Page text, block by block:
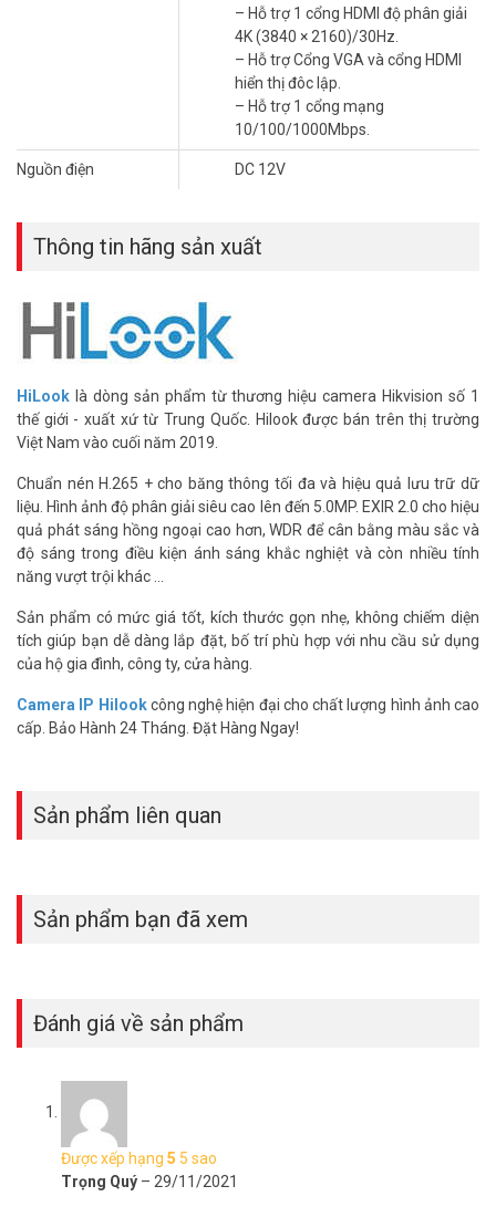
– Hỗ trợ 1 cổng HDMI độ phân giải
4K (3840 × 2160)/30Hz.
– Hỗ trợ Cổng VGA và cổng HDMI
hiển thị đôc lập.
– Hỗ trợ 1 cổng mạng
10/100/1000Mbps.
Nguồn điện DC 12V
Thông tin hãng sản xuất
HiLook là dòng sản phẩm từ thương hiệu camera Hikvision số 1
thế giới - xuất xứ từ Trung Quốc. Hilook được bán trên thị trường
Việt Nam vào cuối năm 2019.
Chuẩn nén H.265 + cho băng thông tối đa và hiệu quả lưu trữ dữ
liệu. Hình ảnh độ phân giải siêu cao lên đến 5.0MP. EXIR 2.0 cho hiệu
quả phát sáng hồng ngoại cao hơn, WDR để cân bằng màu sắc và
độ sáng trong điều kiện ánh sáng khắc nghiệt và còn nhiều tính
năng vượt trội khác ...
Sản phẩm có mức giá tốt, kích thước gọn nhẹ, không chiếm diện
tích giúp bạn dễ dàng lắp đặt, bố trí phù hợp với nhu cầu sử dụng
của hộ gia đình, công ty, cửa hàng.
Camera IP Hilookcông nghệ hiện đại cho chất lượng hình ảnh cao
cấp. Bảo Hành 24 Tháng. Đặt Hàng Ngay!
Sản phẩm liên quan
Sản phẩm bạn đã xem
Đánh giá về sản phẩm
Được xếp hạng 5 5 sao
Trọng Quý – 29/11/2021